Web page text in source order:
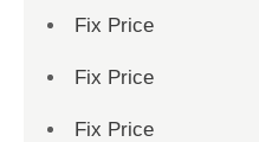
Fix Price
Fix Price
Fix Price